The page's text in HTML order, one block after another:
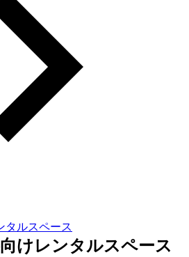
タルスペース
向けレンタルスペース